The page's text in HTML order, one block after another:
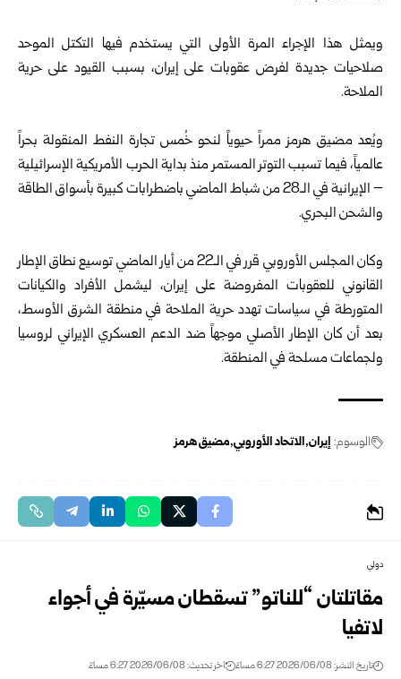
ويمثل هذا الإجراء المرة الأولى التي يستخدم فيها التكتل الموحد
صلاحيات جديدة لفرض عقوبات على إيران، ⁠بسبب القيود على حرية
الملاحة.
ويُعد مضيق هرمز ممراً حيوياً لنحو خُمس تجارة النفط المنقولة بحراً
‏عالمياً، فيما تسبب التوتر المستمر منذ بداية الحرب الأمريكية الإسرائيلية
– الإيرانية في الـ28 من شباط الماضي ‏باضطرابات كبيرة بأسواق الطاقة
والشحن البحري.‏
وكان المجلس الأوروبي قرر في الـ22 من أيار الماضي توسيع نطاق الإطار
القانوني للعقوبات المفروضة على إيران، ليشمل الأفراد والكيانات
المتورطة في سياسات تهدد حرية الملاحة في منطقة الشرق الأوسط،
بعد أن كان الإطار الأصلي موجهاً ضد الدعم العسكري الإيراني لروسيا
ولجماعات مسلحة في المنطقة.
الوسوم: إيران الاتحاد الأوروبي مضيق هرمز
دولي
مقاتلتان “للناتو” تسقطان مسيّرة في أجواء
لاتفيا
تاريخ النشر: 2026/06/08 6:27 مساءً اخر تحديث: 2026/06/08 6:27 مساءً